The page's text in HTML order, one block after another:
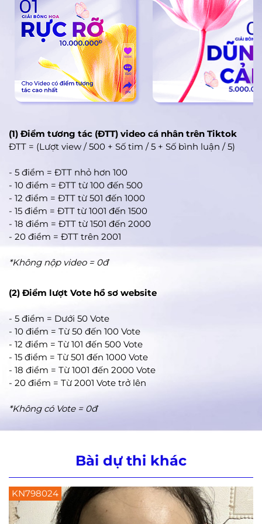
(1) Điểm tương tác (ĐTT) video cá nhân trên Tiktok
ĐTT = (Lượt view / 500 + Số tim / 5 + Số bình luận / 5)
- 5 điểm = ĐTT nhỏ hơn 100
- 10 điểm = ĐTT từ 100 đến 500
- 12 điểm = ĐTT từ 501 đến 1000
- 15 điểm = ĐTT từ 1001 đến 1500
- 18 điểm = ĐTT từ 1501 đến 2000
- 20 điểm = ĐTT trên 2001
*Không nộp video = 0đ
(2) Điểm lượt Vote hồ sơ website
- 5 điểm = Dưới 50 Vote
- 10 điểm = Từ 50 đến 100 Vote
- 12 điểm = Từ 101 đến 500 Vote
- 15 điểm = Từ 501 đến 1000 Vote
- 18 điểm = Từ 1001 đến 2000 Vote
- 20 điểm = Từ 2001 Vote trở lên
*Không có Vote = 0đ
Bài dự thi khác
KN798129